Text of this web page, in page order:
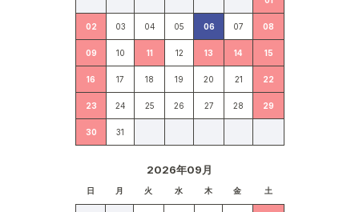
02 03 04 05 06 07 08
09 10 11 12 13 14 15
16 17 18 19 20 21 22
23 24 25 26 27 28 29
30 31
2026年09月
日 月 火 水 木 金 土